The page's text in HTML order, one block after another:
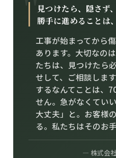
見つけたら、隠さず
勝手に進めることは
工事が始まってから
あります。大切なの
たちは、見つけたら
せして、ご相談しま
するなんてことは、
せん。急がなくてい
大丈夫」と。お客様
る。私たちはそのお
― 株式会